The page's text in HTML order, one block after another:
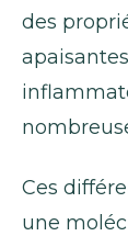
des
Ces
une